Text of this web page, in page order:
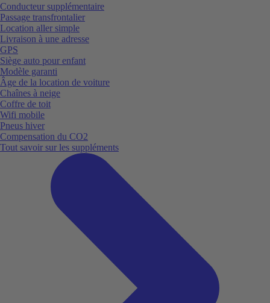
Conducteur supplémentaire
Passage transfrontalier
Location aller simple
Livraison à une adresse
GPS
Siège auto pour enfant
Modèle garanti
Âge de la location de voiture
Chaînes à neige
Coffre de toit
Wifi mobile
Pneus hiver
Compensation du CO2
Tout savoir sur les suppléments